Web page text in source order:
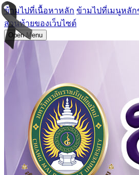
ข้ามไปที่เนื้อหาหลัก ข้ามไปที่เมนูหลัก
ส่วนท้ายของเว็บไซต์
Open Menu